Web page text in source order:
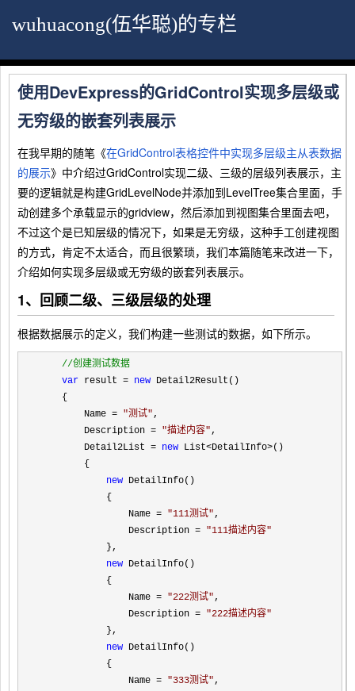
wuhuacong(伍华聪)的专栏
使用DevExpress的GridControl实现多层级或
无穷级的嵌套列表展示
在我早期的随笔《在GridControl表格控件中实现多层级主从表数据
的展示》中介绍过GridControl实现二级、三级的层级列表展示，主
要的逻辑就是构建GridLevelNode并添加到LevelTree集合里面，手
动创建多个承载显示的gridview，然后添加到视图集合里面去吧，
不过这个是已知层级的情况下，如果是无穷级，这种手工创建视图
的方式，肯定不太适合，而且很繁琐，我们本篇随笔来改进一下，
介绍如何实现多层级或无穷级的嵌套列表展示。
1、回顾二级、三级层级的处理
根据数据展示的定义，我们构建一些测试的数据，如下所示。
//创建测试数据
var result = new Detail2Result()
    {
        Name
= "测试",
        Description
= "描述内容",
        Detail2List
= new List<DetailInfo>()
        {
new DetailInfo()
            {
                Name
= "111测试",
                Description
= "111描述内容"
            },
new DetailInfo()
            {
                Name
= "222测试",
                Description
= "222描述内容"
            },
new DetailInfo()
            {
                Name
= "333测试",